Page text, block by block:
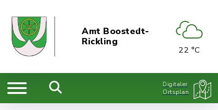
Amt Boostedt-
Rickling
22 °C
Digitaler
Ortsplan